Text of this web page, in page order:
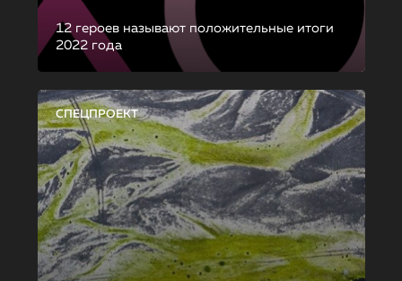
12 героев называют положительные итоги
2022 года
СПЕЦПРОЕКТ